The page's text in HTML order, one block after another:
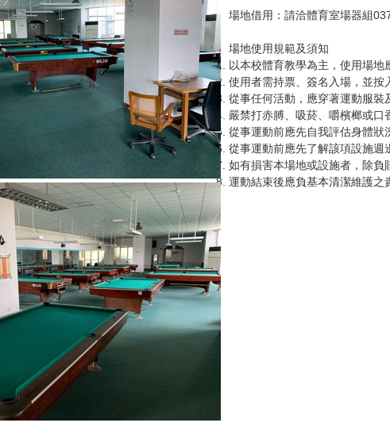
場地借用：請洽體育室場器組
場地使用規範及須知
以本校體育教學為主，使用場地
使用者需持票、簽名入場，並按
從事任何活動，應穿著運動服裝
嚴禁打赤膊、吸菸、嚼檳榔或口
從事運動前應先自我評估身體狀
從事運動前應先了解該項設施週
如有損害本場地或設施者，除負
運動結束後應負基本清潔維護之